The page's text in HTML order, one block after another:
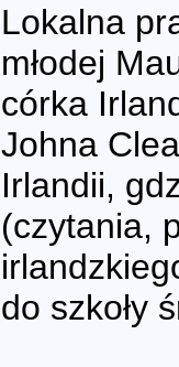
Lokalna
młodej
córka
Johna
Irlandii,
(czytania,
do szkoły